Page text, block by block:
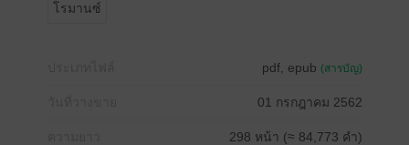
โรมานซ์
pdf, epub (สารบัญ)
01 กรกฎาคม 2562
298 หน้า (≈ 84,773 คำ)